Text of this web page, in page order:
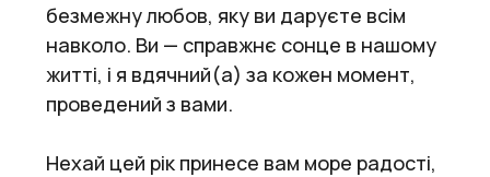
безмежну любов, яку ви даруєте всім
навколо. Ви — справжнє сонце в нашому
житті, і я вдячний(а) за кожен момент,
проведений з вами.
Нехай цей рік принесе вам море радості,